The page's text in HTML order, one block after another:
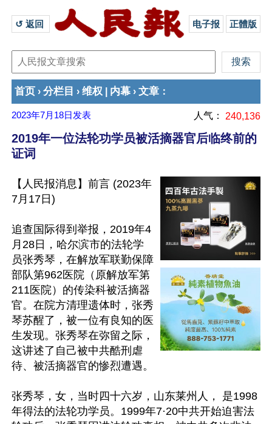
↺ 返回 电子报 正體版
首页 › 分栏目 › 维权 内幕 › 文章 ：
2023年7月18日 发表 人气： 240,136
2019年一位法轮功学员被活摘器官后临终前的
证词
【人民报消息】前言 (2023年
7月17日)
追查国际得到举报，2019年4
月28日，哈尔滨市的法轮学
员张秀琴，在解放军联勤保障
部队第962医院（原解放军第
211医院）的传染科被活摘器
官。在院方清理遗体时，张秀
琴苏醒了，被一位有良知的医
生发现。张秀琴在弥留之际，
这讲述了自己被中共酷刑虐
待、被活摘器官的惨烈遭遇。
张秀琴，女，当时四十六岁，山东莱州人， 是1998
年得法的法轮功学员。1999年7·20中共开始迫害法